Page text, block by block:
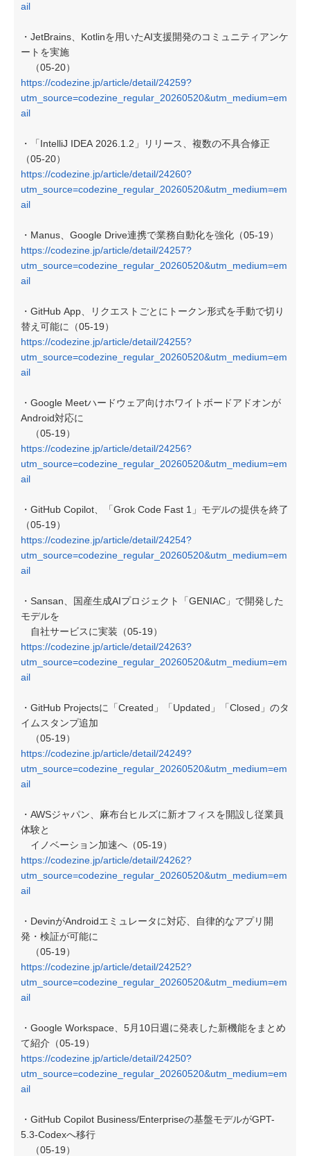
ail
・JetBrains、Kotlinを用いたAI支援開発のコミュニティアンケ
ートを実施
（05-20）
https://codezine.jp/article/detail/24259?
utm_source=codezine_regular_20260520&utm_medium=em
ail
・「IntelliJ IDEA 2026.1.2」リリース、複数の不具合修正
（05-20）
https://codezine.jp/article/detail/24260?
utm_source=codezine_regular_20260520&utm_medium=em
ail
・Manus、Google Drive連携で業務自動化を強化（05-19）
https://codezine.jp/article/detail/24257?
utm_source=codezine_regular_20260520&utm_medium=em
ail
・GitHub App、リクエストごとにトークン形式を手動で切り
替え可能に（05-19）
https://codezine.jp/article/detail/24255?
utm_source=codezine_regular_20260520&utm_medium=em
ail
・Google Meetハードウェア向けホワイトボードアドオンが
Android対応に
（05-19）
https://codezine.jp/article/detail/24256?
utm_source=codezine_regular_20260520&utm_medium=em
ail
・GitHub Copilot、「Grok Code Fast 1」モデルの提供を終了
（05-19）
https://codezine.jp/article/detail/24254?
utm_source=codezine_regular_20260520&utm_medium=em
ail
・Sansan、国産生成AIプロジェクト「GENIAC」で開発した
モデルを
自社サービスに実装（05-19）
https://codezine.jp/article/detail/24263?
utm_source=codezine_regular_20260520&utm_medium=em
ail
・GitHub Projectsに「Created」「Updated」「Closed」のタ
イムスタンプ追加
（05-19）
https://codezine.jp/article/detail/24249?
utm_source=codezine_regular_20260520&utm_medium=em
ail
・AWSジャパン、麻布台ヒルズに新オフィスを開設し従業員
体験と
イノベーション加速へ（05-19）
https://codezine.jp/article/detail/24262?
utm_source=codezine_regular_20260520&utm_medium=em
ail
・DevinがAndroidエミュレータに対応、自律的なアプリ開
発・検証が可能に
（05-19）
https://codezine.jp/article/detail/24252?
utm_source=codezine_regular_20260520&utm_medium=em
ail
・Google Workspace、5月10日週に発表した新機能をまとめ
て紹介（05-19）
https://codezine.jp/article/detail/24250?
utm_source=codezine_regular_20260520&utm_medium=em
ail
・GitHub Copilot Business/Enterpriseの基盤モデルがGPT-
5.3-Codexへ移行
（05-19）